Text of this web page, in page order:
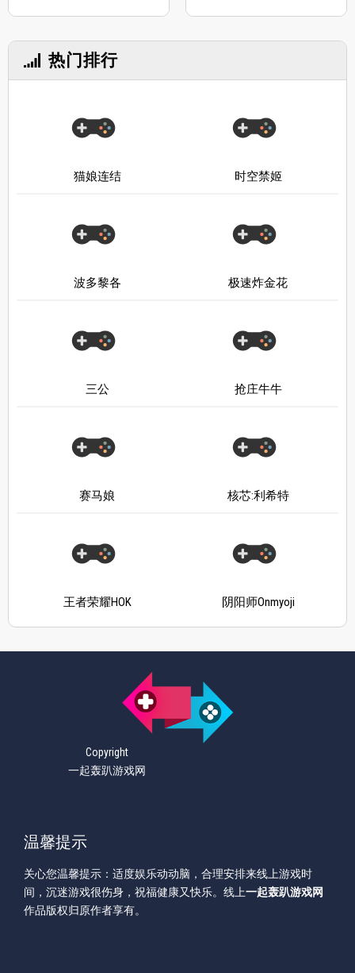
热门排行
猫娘连结 时空禁姬
波多黎各 极速炸金花
三公 抢庄牛牛
赛马娘 核芯:利希特
王者荣耀HOK 阴阳师Onmyoji
Copyright
一起轰趴游戏网
温馨提示
关心您温馨提示：适度娱乐动动脑，合理安排来线上游戏时
间，沉迷游戏很伤身，祝福健康又快乐。线上一起轰趴游戏网
作品版权归原作者享有。